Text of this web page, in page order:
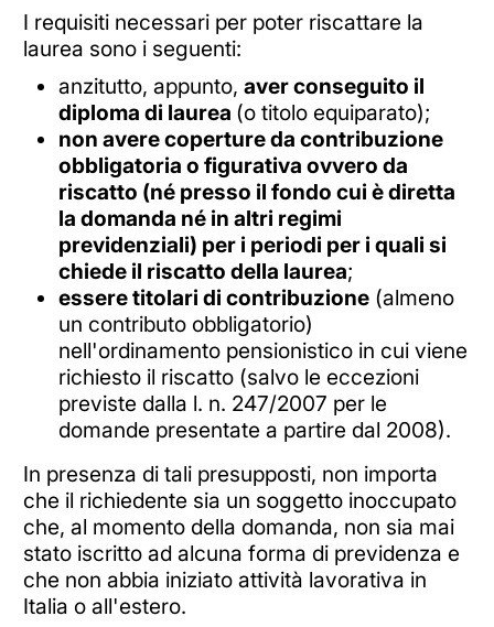
I requisiti necessari per poter riscattare la
laurea sono i seguenti:
anzitutto, appunto, aver conseguito il
diploma di laurea (o titolo equiparato);
non avere coperture da contribuzione
obbligatoria o figurativa ovvero da
riscatto (né presso il fondo cui è diretta
la domanda né in altri regimi
previdenziali) per i periodi per i quali si
chiede il riscatto della laurea;
essere titolari di contribuzione(almeno
un contributo obbligatorio)
nell'ordinamento pensionistico in cui viene
richiesto il riscatto (salvo le eccezioni
previste dalla l. n. 247/2007 per le
domande presentate a partire dal 2008).
In presenza di tali presupposti, non importa
che il richiedente sia un soggetto inoccupato
che, al momento della domanda, non sia mai
stato iscritto ad alcuna forma di previdenza e
che non abbia iniziato attività lavorativa in
Italia o all'estero.